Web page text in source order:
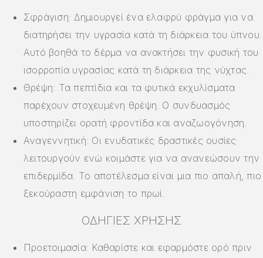
Σφράγιση: Δημιουργεί ένα ελαφρύ φράγμα για να
διατηρήσει την υγρασία κατά τη διάρκεια του ύπνου.
Αυτό βοηθά το δέρμα να ανακτήσει την φυσική του
ισορροπία υγρασίας κατά τη διάρκεια της νύχτας.
Θρέψη: Τα πεπτίδια και τα φυτικά εκχυλίσματα
παρέχουν στοχευμένη θρέψη. Ο συνδυασμός
υποστηρίζει ορατή φροντίδα και αναζωογόνηση.
Αναγεννητική: Οι ενυδατικές δραστικές ουσίες
λειτουργούν ενώ κοιμάστε για να ανανεώσουν την
επιδερμίδα. Το αποτέλεσμα είναι μια πιο απαλή, πιο
ξεκούραστη εμφάνιση το πρωί.
ΟΔΗΓΊΕΣ ΧΡΉΣΗΣ
Προετοιμασία: Καθαρίστε και εφαρμόστε ορό πριν